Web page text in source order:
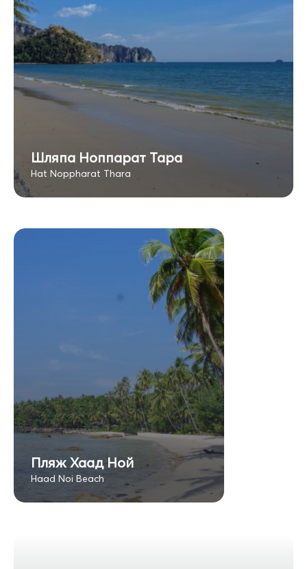
Шляпа Ноппарат Тара
Hat Noppharat Thara
Пляж Хаад Ной
Haad Noi Beach